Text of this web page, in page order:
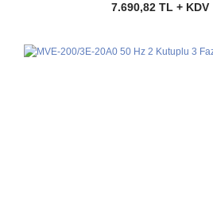
7.690,82 TL + KDV